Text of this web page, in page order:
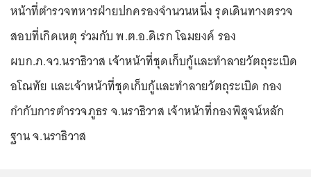
หน้าที่ตำรวจทหารฝ่ายปกครองจำนวนหนึ่ง รุดเดินทางตรวจ
สอบที่เกิดเหตุ ร่วมกับ พ.ต.อ.ดิเรก โฉมยงค์ รอง
ผบก.ภ.จว.นราธิวาส เจ้าหน้าที่ชุดเก็บกู้และทำลายวัตถุระเบิด
อโณทัย และเจ้าหน้าที่ชุดเก็บกู้และทำลายวัตถุระเบิด กอง
กำกับการตำรวจภูธร จ.นราธิวาส เจ้าหน้าที่กองพิสูจน์หลัก
ฐาน จ.นราธิวาส